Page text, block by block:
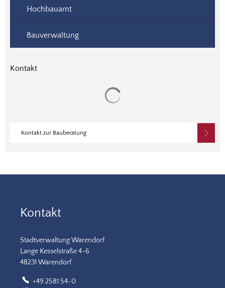
Hochbauamt
Bauverwaltung
Kontakt
Kontakt zur Bauberatung
Kontakt
Stadtverwaltung Warendorf
Lange Kesselstraße 4-6
48231 Warendorf
+49 2581 54-0